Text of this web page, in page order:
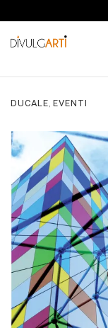
DUCALE, EVENTI